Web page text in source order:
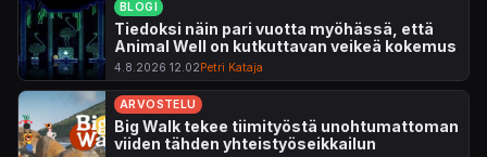
BLOGI
Tiedoksi näin pari vuotta myöhässä, että
Animal Well on kutkuttavan veikeä kokemus
4.8.2026 12.02 Petri Kataja
ARVOSTELU
Big Walk tekee tiimityöstä unohtumattoman
viiden tähden yhteistyöseikkailun